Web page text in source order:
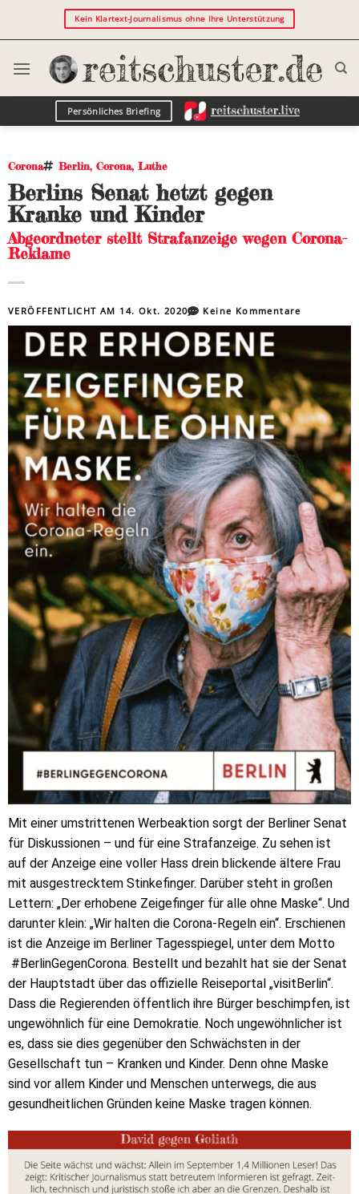
Kein Klartext-Journalismus ohne Ihre Unterstützung
Persönliches Briefing
Corona Berlin, Corona, Luthe
Berlins Senat hetzt gegen
Kranke und Kinder
Abgeordneter stellt Strafanzeige wegen Corona-
Reklame
VERÖFFENTLICHT AM 14. Okt. 2020 Keine Kommentare
Mit einer umstrittenen Werbeaktion sorgt der Berliner Senat
für Diskussionen – und für eine Strafanzeige. Zu sehen ist
auf der Anzeige eine voller Hass drein blickende ältere Frau
mit ausgestrecktem Stinkefinger. Darüber steht in großen
Lettern: „Der erhobene Zeigefinger für alle ohne Maske“. Und
darunter klein: „Wir halten die Corona-Regeln ein“. Erschienen
ist die Anzeige im Berliner Tagesspiegel, unter dem Motto
#BerlinGegenCorona. Bestellt und bezahlt hat sie der Senat
der Hauptstadt über das offizielle Reiseportal „visitBerlin“.
Dass die Regierenden öffentlich ihre Bürger beschimpfen, ist
ungewöhnlich für eine Demokratie. Noch ungewöhnlicher ist
es, dass sie dies gegenüber den Schwächsten in der
Gesellschaft tun – Kranken und Kinder. Denn ohne Maske
sind vor allem Kinder und Menschen unterwegs, die aus
gesundheitlichen Gründen keine Maske tragen können.